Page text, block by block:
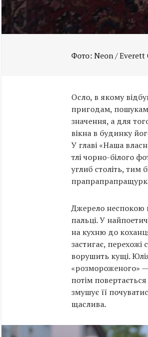
Фото: Neon / Everett
Осло, в якому
пригодам, пошукам
значення, а для
вікна в будинку
У главі «Наша
тлі чорно-білого
углиб століть, тим
Джерело неспокою
пальці. У
на кухню до
застигає, перехожі
ворушить кущі.
«розмороженого» —
потім
змушує її
щаслива.